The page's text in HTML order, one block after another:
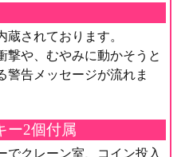
されております。
撃や、むやみに動かそうと
警告メッセージが流れま
ー2個付属
でクレーン室、コイン投入